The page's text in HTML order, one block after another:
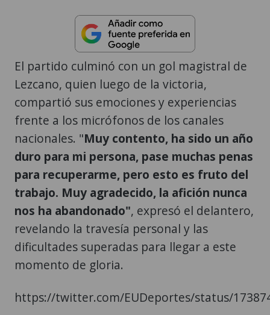
El partido culminó con un gol magistral de
Lezcano, quien luego de la victoria,
compartió sus emociones y experiencias
frente a los micrófonos de los canales
nacionales. "Muy contento, ha sido un año
duro para mi persona, pase muchas penas
para recuperarme, pero esto es fruto del
trabajo. Muy agradecido, la afición nunca
nos ha abandonado", expresó el delantero,
revelando la travesía personal y las
dificultades superadas para llegar a este
momento de gloria.
https://twitter.com/EUDeportes/status/